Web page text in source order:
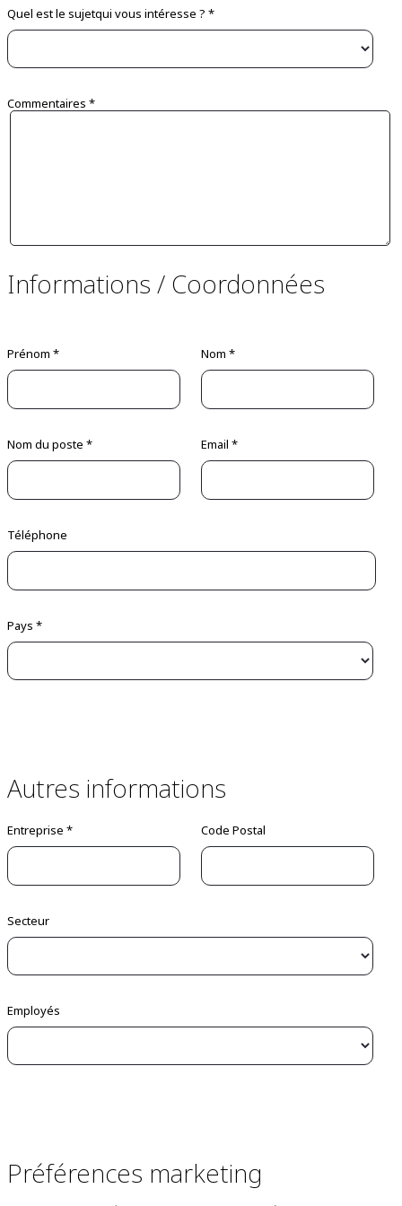
Quel est le sujetqui vous intéresse ? *
Commentaires *
Informations / Coordonnées
Prénom * Nom *
Nom du poste * Email *
Téléphone
Pays *
Autres informations
Entreprise * Code Postal
Secteur
Employés
Préférences marketing